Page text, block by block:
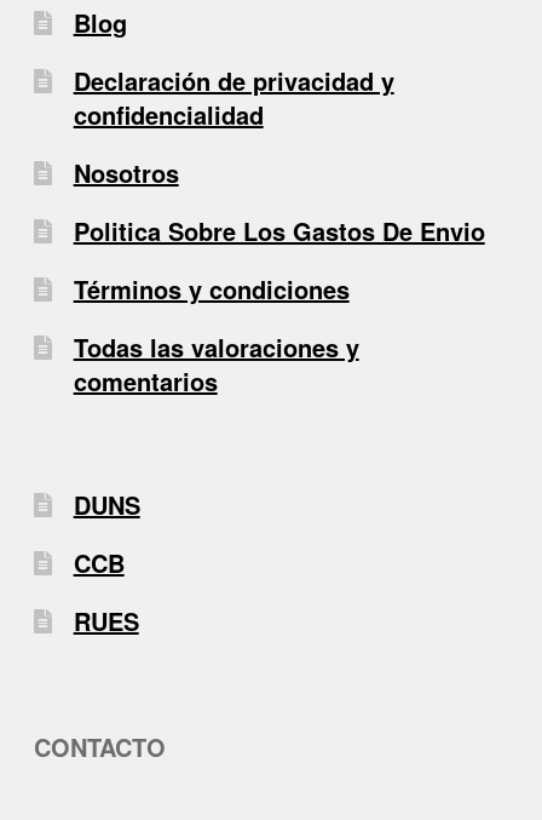
Blog
Declaración de privacidad y
confidencialidad
Nosotros
Politica Sobre Los Gastos De Envio
Términos y condiciones
Todas las valoraciones y
comentarios
DUNS
CCB
RUES
CONTACTO